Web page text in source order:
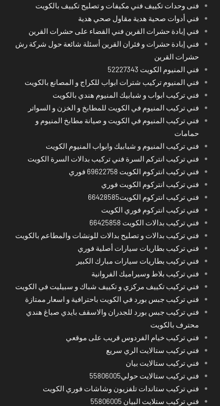
فنى وحدات تكييف فني مكيفات و تصليح تكييف بالكويت
فني أدوات صحية هدية مقاول صحي هدية
فني إبادة حشرات القرين فني القضاء على حشرات القرين
فني إبادة حشرات و فئران القرين أسئلة شائعة حول شركة رش
حشرات القرين
فني المنيوم الكويت 52227343
فني المنيوم تركيب شترات ابواب للكراج و المصانع بالكويت
فني تركيب ابواب و شبابيك المنيوم هندي بالكويت
فني تركيب المنيوم في الكويت للمطابخ و الخزن و السواتر
فني تركيب المنيوم في الكويت و صيانة مطابخ المنيوم و
حمامات
فني تركيب المنيوم و شبابيك وابواب المنيوم الكويت
فني تركيب انتركم السرة فني تركيب بدالات السرة الكويت
فني تركيب انتركوم الكويت 69622758 فوري
فني تركيب انتركوم الكويت فوري
فني تركيب انتركوم الكويت66428585
فني تركيب انتركوم فوري الكويت
فني تركيب بدالات الكويت 66425858
فني تركيب بدالات و تصليح بدالات للونشات والمطاعم بالكويت
فني تركيب بطاريات سيارات أصلية فوري
فني تركيب بطاريات سيارات مبارك الكبير
فني تركيب بلاط وسيراميك الفروانية
فني تركيب تكييف مركزي و تكييف شباك و سبيليت في الكويت
فني تركيب جبس بورد في الكويت باحترافية و اسعار ممتازة
فني تركيب جبس بورد للجدران والاسقف بايدي صباغ هندي
محترف بالكويت
فني تركيب خيام الفردوس قريب على موقعي
فني تركيب ستالايت الري سريع
فني تركيب ستالايت بيان
فني تركيب ستالايت حولي55806005
فني تركيب ستاندات تلفزيون وشاشات فوري الكويت
فني تركيب ستلايت البيان 55806005